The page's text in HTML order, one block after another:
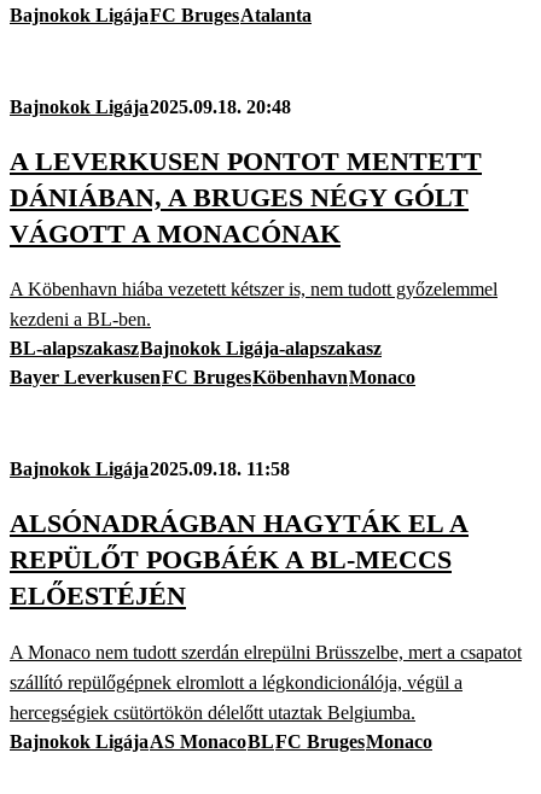
Bajnokok LigájaFC BrugesAtalanta
Bajnokok Ligája2025.09.18. 20:48
A LEVERKUSEN PONTOT MENTETT
DÁNIÁBAN, A BRUGES NÉGY GÓLT
VÁGOTT A MONACÓNAK
A Köbenhavn hiába vezetett kétszer is, nem tudott győzelemmel
kezdeni a BL-ben.
BL-alapszakaszBajnokok Ligája-alapszakasz
Bayer LeverkusenFC BrugesKöbenhavnMonaco
Bajnokok Ligája2025.09.18. 11:58
ALSÓNADRÁGBAN HAGYTÁK EL A
REPÜLŐT POGBÁÉK A BL-MECCS
ELŐESTÉJÉN
A Monaco nem tudott szerdán elrepülni Brüsszelbe, mert a csapatot
szállító repülőgépnek elromlott a légkondicionálója, végül a
hercegségiek csütörtökön délelőtt utaztak Belgiumba.
Bajnokok LigájaAS MonacoBLFC BrugesMonaco